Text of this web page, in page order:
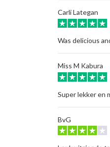
Carli Lategan
Was delicious
Miss M Kabura
Super lekker en
BvG